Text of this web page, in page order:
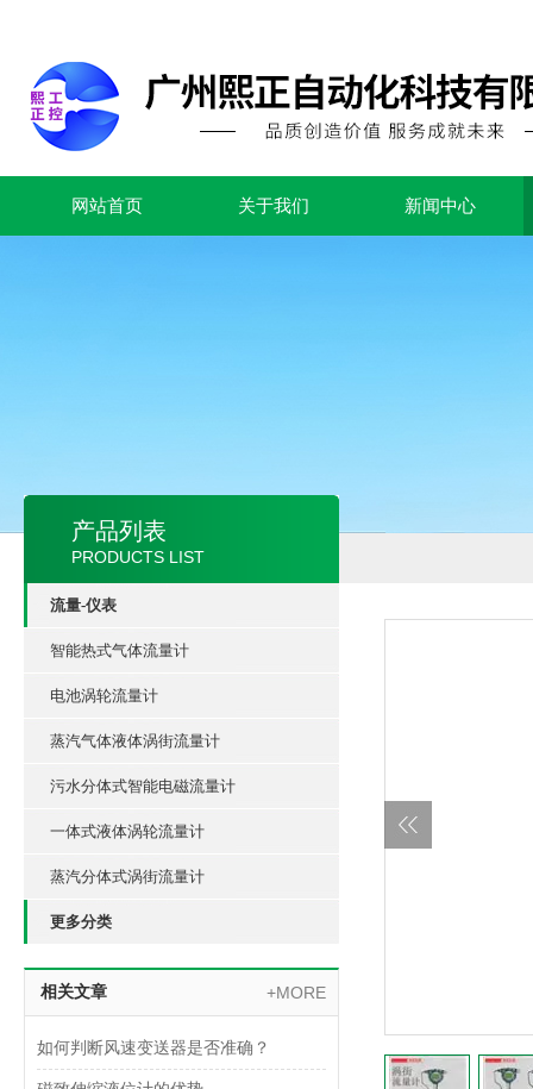
网站首页 关于我们 新闻中心
产品列表
PRODUCTS LIST
流量-仪表
智能热式气体流量计
电池涡轮流量计
蒸汽气体液体涡街流量计
污水分体式智能电磁流量计
一体式液体涡轮流量计
蒸汽分体式涡街流量计
更多分类
相关文章 +MORE
如何判断风速变送器是否准确？